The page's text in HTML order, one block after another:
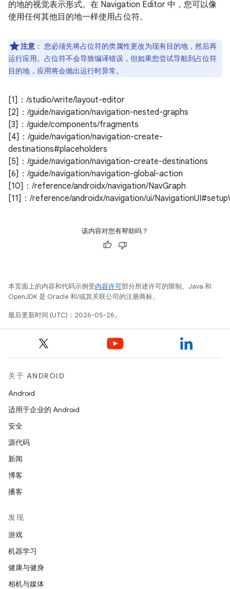
的地的视觉表示形式。在 Navigation Editor 中，您可以像
使用任何其他目的地一样使用占位符。
注意 ： 您必须先将占位符的类属性更改为现有目的地，然后再
运行应用。占位符不会导致编译错误，但如果您尝试导航到占位符
目的地，应用将会抛出运行时异常。
[1]：/studio/write/layout-editor
[2]：/guide/navigation/navigation-nested-graphs
[3]：/guide/components/fragments
[4]：/guide/navigation/navigation-create-
destinations#placeholders
[5]：/guide/navigation/navigation-create-destinations
[6]：/guide/navigation/navigation-global-action
[10]：/reference/androidx/navigation/NavGraph
[11]：/reference/androidx/navigation/ui/
该内容对您有帮助吗？
本页面上的内容和代码示例受内容许可部分所述许可的限制。Java 和
OpenJDK 是 Oracle 和/或其关联公司的注册商标。
最后更新时间 (UTC)：2026-05-26。
关于 ANDROID
Android
适用于企业的 Android
安全
源代码
新闻
博客
播客
发现
游戏
机器学习
健康与健身
相机与媒体